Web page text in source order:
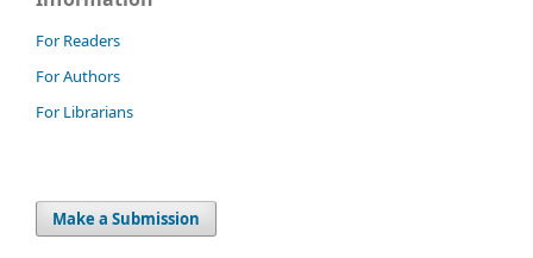
For Readers
For Authors
For Librarians
Make a Submission